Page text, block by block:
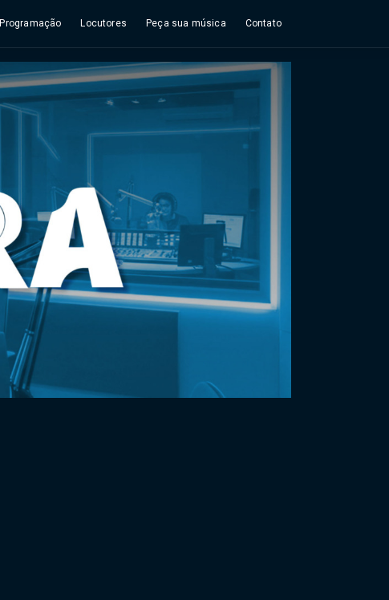
Programação Locutores Peça sua música Contato